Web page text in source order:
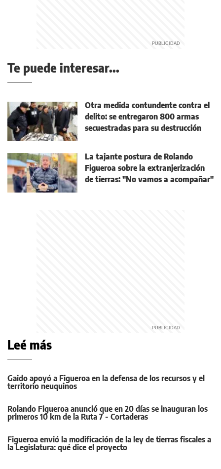
Te puede interesar...
Otra medida contundente contra el
delito: se entregaron 800 armas
secuestradas para su destrucción
La tajante postura de Rolando
Figueroa sobre la extranjerización
de tierras: "No vamos a acompañar"
Leé más
Gaido apoyó a Figueroa en la defensa de los recursos y el
territorio neuquinos
Rolando Figueroa anunció que en 20 días se inauguran los
primeros 10 km de la Ruta 7 - Cortaderas
Figueroa envió la modificación de la ley de tierras fiscales a
la Legislatura: qué dice el proyecto